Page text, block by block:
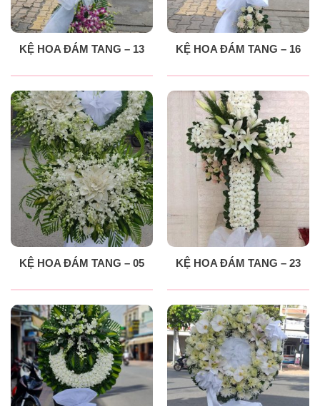
KỆ HOA ĐÁM TANG – 13 KỆ HOA ĐÁM TANG – 16
KỆ HOA ĐÁM TANG – 05 KỆ HOA ĐÁM TANG – 23